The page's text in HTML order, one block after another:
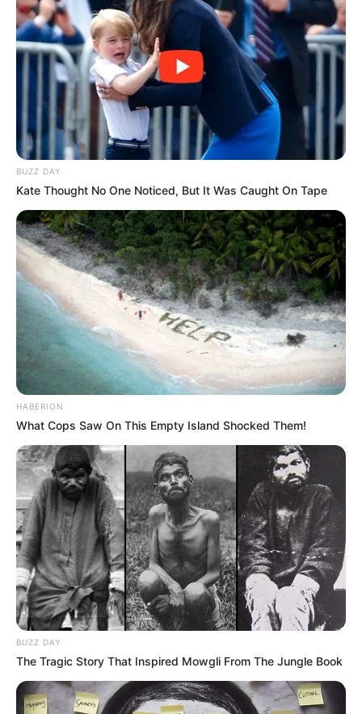
BUZZ DAY
Kate Thought No One Noticed, But It Was Caught On Tape
HABERION
What Cops Saw On This Empty Island Shocked Them!
BUZZ DAY
The Tragic Story That Inspired Mowgli From The Jungle Book